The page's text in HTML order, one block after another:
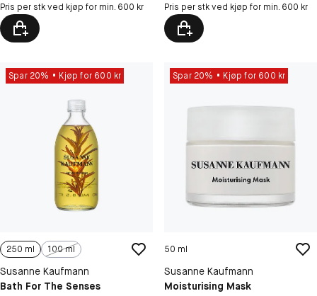
Pris per stk ved kjøp for min. 600 kr Pris per stk ved kjøp for min. 600 kr
Spar 20% Kjøp for 600 kr
250 ml 100 ml
Susanne Kaufmann
Bath For The Senses
Spar 20% Kjøp for 600 kr
50 ml
Susanne Kaufmann
Moisturising Mask